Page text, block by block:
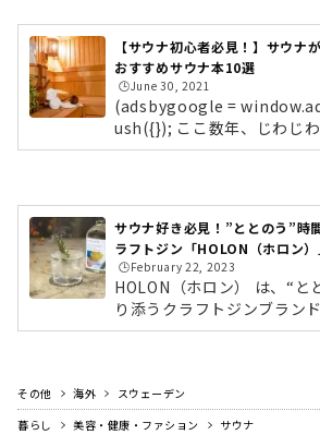
舗を構えています。 フィン
ルビー」目玉のサウナは、
ナ。室内に適度な湿度を繰
とで、発汗を促し息苦しさ
う。蒸気とともにマイナス
【サウナ初心者必見！】サウナ
おすすめサウナ本10選
🕒️June 30, 2021
(adsbygoogle =
ush({}); ここ数年、じわじ
つある「サウナ」。しかし
う方もまだまだ多いのでは
ウナを楽しむには、効果的
があるんです！そこで今回
楽しくなる、おすすめサウ
サウナ好き必見！”ととのう”時
ラフトジン「HOLON（ホロン）
🕒️February 22, 2023
HOLON（ホロン） は、“と
り添うクラフトジンブラン
きで、ととのう感覚がわか
寄り添う、新しいお酒です
抱えやすい現代人にやさし
その他 海外
スウェーデン
暮らし
美容・健康・ファション サウナ